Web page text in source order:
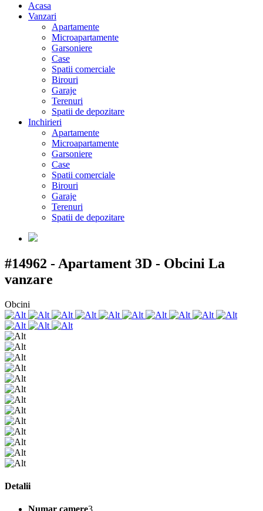
Acasa
Vanzari
Apartamente
Microapartamente
Garsoniere
Case
Spatii comerciale
Birouri
Garaje
Terenuri
Spatii de depozitare
Inchirieri
Apartamente
Microapartamente
Garsoniere
Case
Spatii comerciale
Birouri
Garaje
Terenuri
Spatii de depozitare
#14962 - Apartament 3D - Obcini La
vanzare
Obcini
Detalii